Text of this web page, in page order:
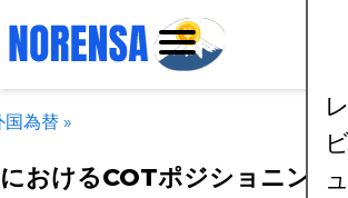
レ
国為替 »
おけるCOTポジショニング